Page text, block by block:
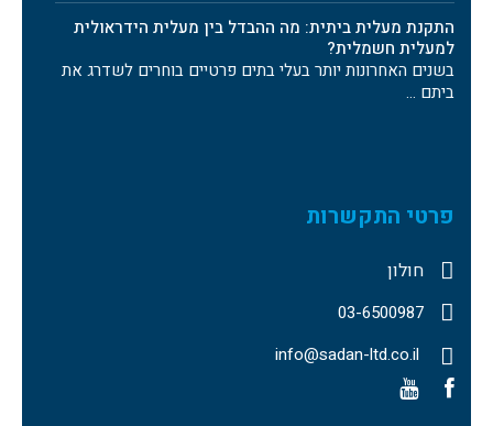
התקנת מעלית ביתית: מה ההבדל בין מעלית הידראולית
למעלית חשמלית?
בשנים האחרונות יותר בעלי בתים פרטיים בוחרים לשדרג את
ביתם …
פרטי התקשרות
חולון
03-6500987
info@sadan-ltd.co.il